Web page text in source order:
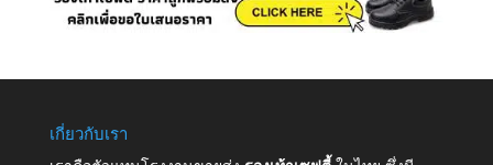
เกี่ยวกับเรา